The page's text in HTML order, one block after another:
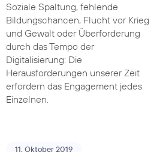
Soziale Spaltung, fehlende
Bildungschancen, Flucht vor Krieg
und Gewalt oder Überforderung
durch das Tempo der
Digitalisierung: Die
Herausforderungen unserer Zeit
erfordern das Engagement jedes
Einzelnen.
11. Oktober 2019